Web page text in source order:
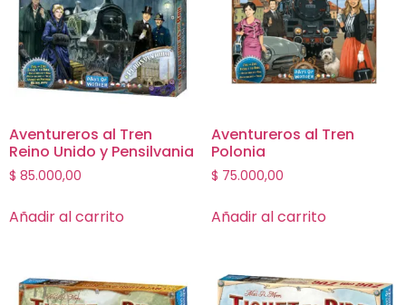
Aventureros al Tren
Reino Unido y Pensilvania
$ 85.000,00
Añadir al carrito
Aventureros al Tren
Polonia
$ 75.000,00
Añadir al carrito